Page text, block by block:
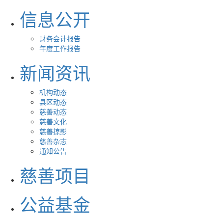
信息公开
财务会计报告
年度工作报告
新闻资讯
机构动态
县区动态
慈善动态
慈善文化
慈善掠影
慈善杂志
通知公告
慈善项目
公益基金